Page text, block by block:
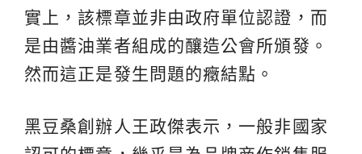
實上，該標章並非由政府單位認證，而
是由醬油業者組成的釀造公會所頒發。
然而這正是發生問題的癥結點。
黑豆桑創辦人王政傑表示，一般非國家